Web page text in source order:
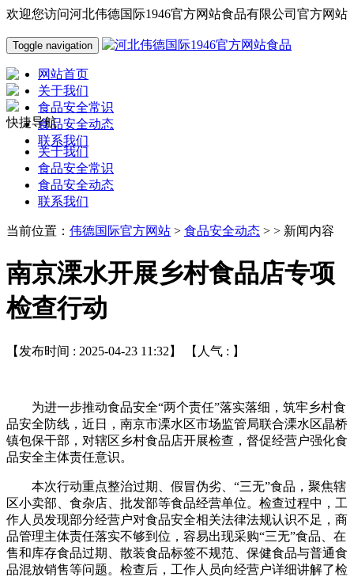
欢迎您访问河北伟德国际1946官方网站食品有限公司官方网站
Toggle navigation
网站首页
关于我们
食品安全常识
食品安全动态
联系我们
快捷导航
关于我们
食品安全常识
食品安全动态
联系我们
当前位置： 伟德国际官方网站 > 食品安全动态 > > 新闻内容
南京溧水开展乡村食品店专项
检查行动
【发布时间 : 2025-04-23 11:32】 【人气 : 】
为进一步推动食品安全“两个责任”落实落细，筑牢乡村食
品安全防线，近日，南京市溧水区市场监管局联合溧水区晶桥
镇包保干部，对辖区乡村食品店开展检查，督促经营户强化食
品安全主体责任意识。
本次行动重点整治过期、假冒伪劣、“三无”食品，聚焦辖
区小卖部、食杂店、批发部等食品经营单位。检查过程中，工
作人员发现部分经营户对食品安全相关法律法规认识不足，商
品管理主体责任落实不够到位，容易出现采购“三无”食品、在
售和库存食品过期、散装食品标签不规范、保健食品与普通食
品混放销售等问题。检查后，工作人员向经营户详细讲解了检